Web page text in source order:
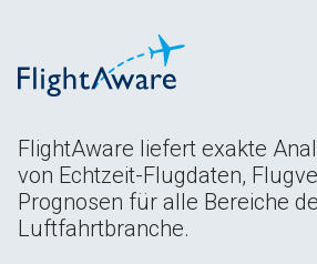
FlightAware liefert exakte
von Echtzeit-Flugdaten,
Prognosen für alle Bereiche
Luftfahrtbranche.